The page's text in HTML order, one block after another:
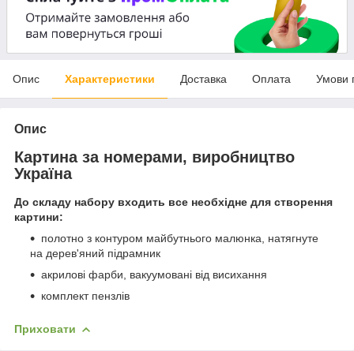
Опис Характеристики Доставка Оплата Умови
Опис
Картина за номерами, виробництво
Україна
До складу набору входить все необхідне для створення
картини:
полотно з контуром майбутнього малюнка, натягнуте
на дерев'яний підрамник
акрилові фарби, вакуумовані від висихання
комплект пензлів
Приховати